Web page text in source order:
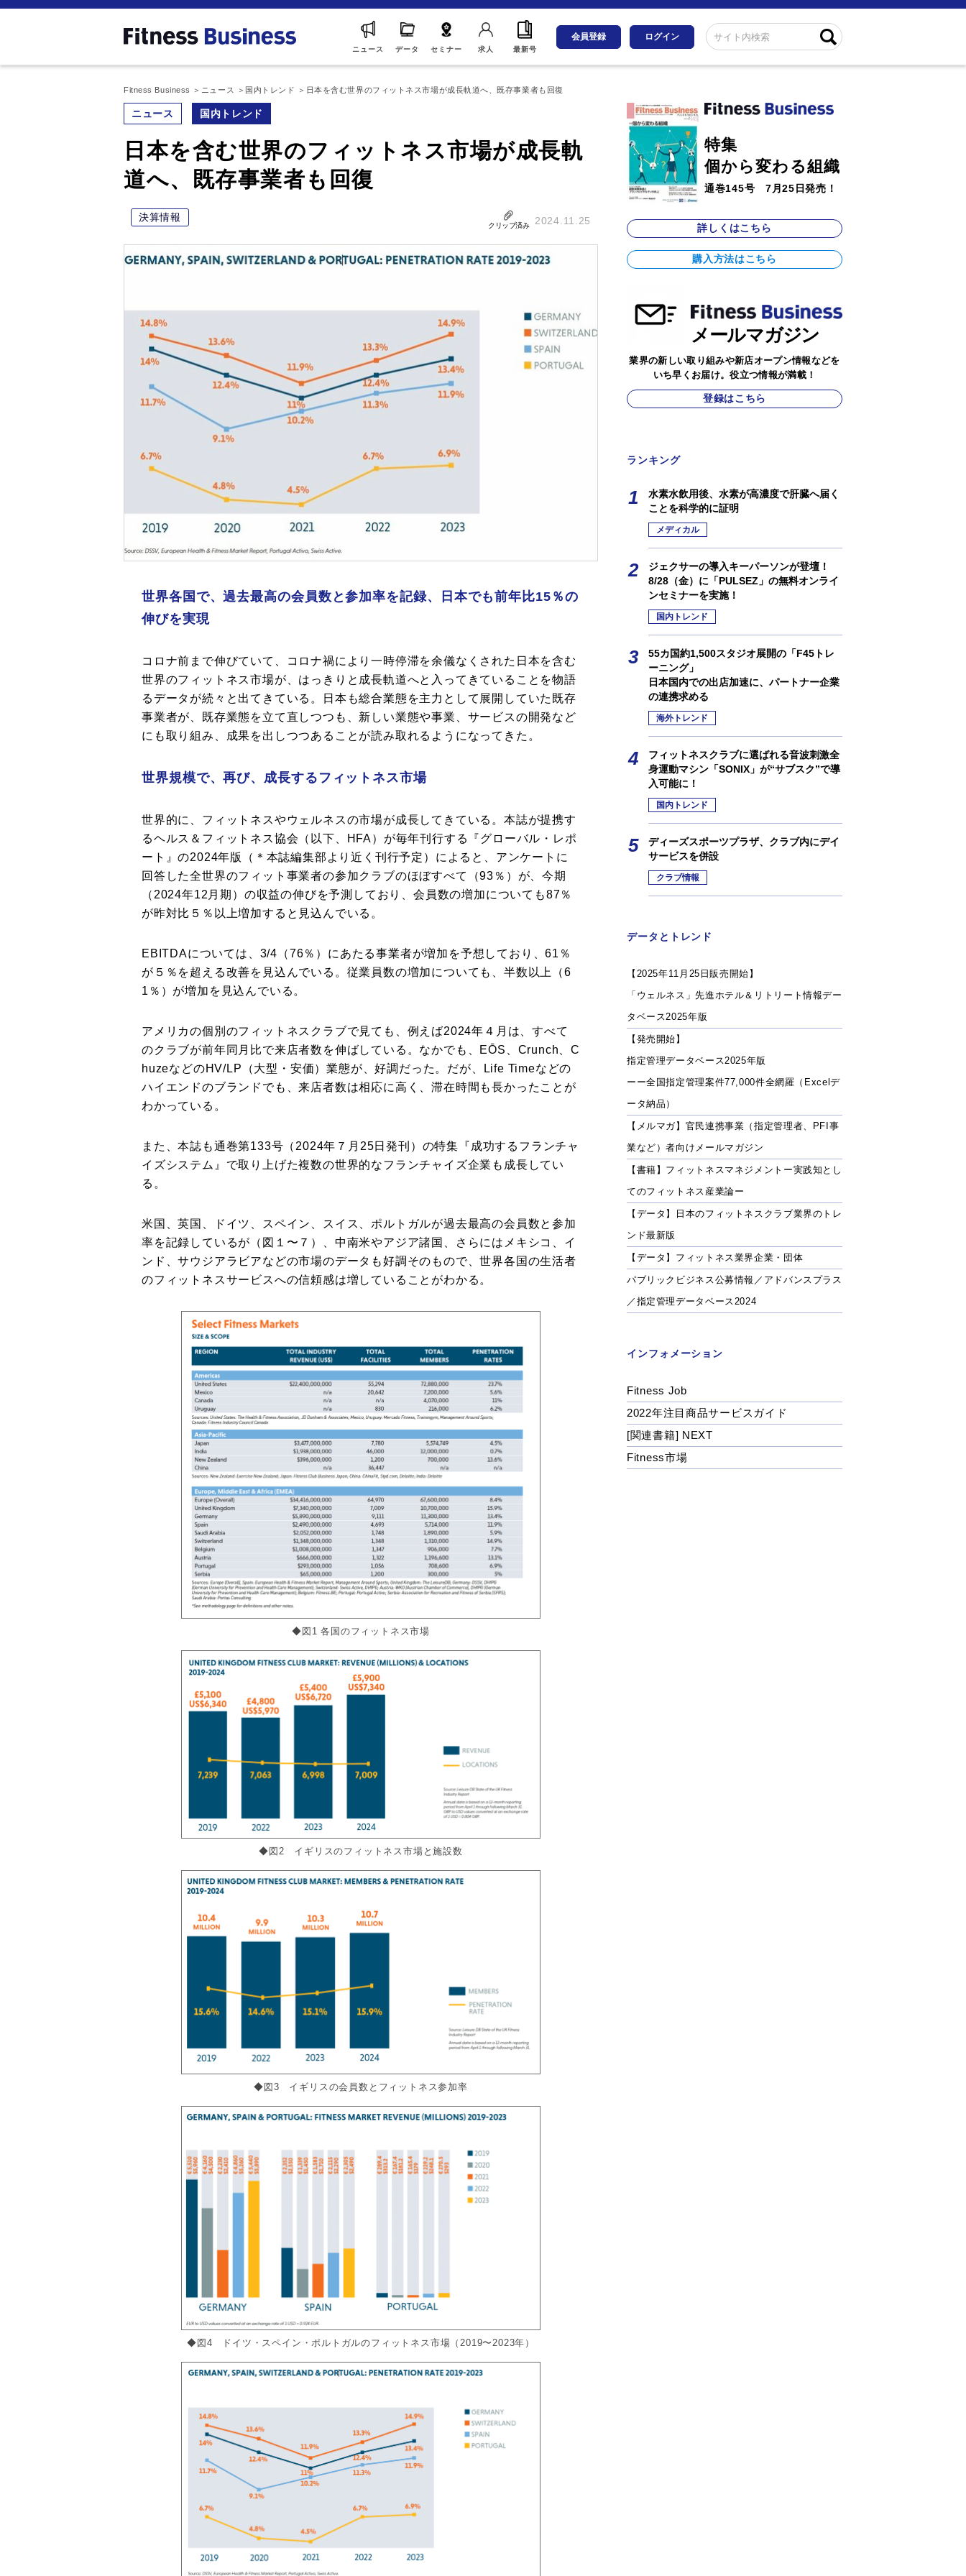
ニュース データ セミナー 求人 最新号
会員登録 ログイン
Fitness Business ニュース 国内トレンド 日本を含む世界のフィットネス市場が成長軌道へ、既存事業者も回復
ニュース 国内トレンド
日本を含む世界のフィットネス市場が成長軌
道へ、既存事業者も回復
決算情報
クリップ済み 2024.11.25
世界各国で、過去最高の会員数と参加率を記録、日本でも前年比15％の
伸びを実現
コロナ前まで伸びていて、コロナ禍により一時停滞を余儀なくされた日本を含む
世界のフィットネス市場が、はっきりと成長軌道へと入ってきていることを物語
るデータが続々と出てきている。日本も総合業態を主力として展開していた既存
事業者が、既存業態を立て直しつつも、新しい業態や事業、サービスの開発など
にも取り組み、成果を出しつつあることが読み取れるようになってきた。
世界規模で、再び、成長するフィットネス市場
世界的に、フィットネスやウェルネスの市場が成長してきている。本誌が提携す
るヘルス＆フィットネス協会（以下、HFA）が毎年刊行する『グローバル・レポ
ート』の2024年版（＊本誌編集部より近く刊行予定）によると、アンケートに
回答した全世界のフィット事業者の参加クラブのほぼすべて（93％）が、今期
（2024年12月期）の収益の伸びを予測しており、会員数の増加についても87％
が昨対比５％以上増加すると見込んでいる。
EBITDAについては、3/4（76％）にあたる事業者が増加を予想しており、61％
が５％を超える改善を見込んでいる。従業員数の増加についても、半数以上（6
1％）が増加を見込んでいる。
アメリカの個別のフィットネスクラブで見ても、例えば2024年４月は、すべて
のクラブが前年同月比で来店者数を伸ばしている。なかでも、EŌS、Crunch、C
huzeなどのHV/LP（大型・安価）業態が、好調だった。だが、Life Timeなどの
ハイエンドのブランドでも、来店者数は相応に高く、滞在時間も長かったことが
わかっている。
また、本誌も通巻第133号（2024年７月25日発刊）の特集『成功するフランチャ
イズシステム』で取り上げた複数の世界的なフランチャイズ企業も成長してい
る。
米国、英国、ドイツ、スペイン、スイス、ポルトガルが過去最高の会員数と参加
率を記録しているが（図１〜７）、中南米やアジア諸国、さらにはメキシコ、イ
ンド、サウジアラビアなどの市場のデータも好調そのもので、世界各国の生活者
のフィットネスサービスへの信頼感は増していることがわかる。
◆図1 各国のフィットネス市場
◆図2 イギリスのフィットネス市場と施設数
◆図3 イギリスの会員数とフィットネス参加率
◆図4 ドイツ・スペイン・ポルトガルのフィットネス市場（2019〜2023年）
特集
個から変わる組織
通巻145号 7月25日発売！
詳しくはこちら
購入方法はこちら
メールマガジン
業界の新しい取り組みや新店オープン情報などを
いち早くお届け。役立つ情報が満載！
登録はこちら
ランキング
水素水飲用後、水素が高濃度で肝臓へ届く
ことを科学的に証明
メディカル
ジェクサーの導入キーパーソンが登壇！
8/28（金）に「PULSEZ」の無料オンライ
ンセミナーを実施！
国内トレンド
55カ国約1,500スタジオ展開の「F45トレ
ーニング」
日本国内での出店加速に、パートナー企業
の連携求める
海外トレンド
フィットネスクラブに選ばれる音波刺激全
身運動マシン「SONIX」が“サブスク”で導
入可能に！
国内トレンド
ディーズスポーツプラザ、クラブ内にデイ
サービスを併設
クラブ情報
データとトレンド
【2025年11月25日販売開始】
「ウェルネス」先進ホテル＆リトリート情報デー
タベース2025年版
【発売開始】
指定管理データベース2025年版
ーー全国指定管理案件77,000件全網羅（Excelデ
ータ納品）
【メルマガ】官民連携事業（指定管理者、PFI事
業など）者向けメールマガジン
【書籍】フィットネスマネジメントー実践知とし
てのフィットネス産業論ー
【データ】日本のフィットネスクラブ業界のトレ
ンド最新版
【データ】フィットネス業界企業・団体
パブリックビジネス公募情報／アドバンスプラス
／指定管理データベース2024
インフォメーション
Fitness Job
2022年注目商品サービスガイド
[関連書籍] NEXT
Fitness市場